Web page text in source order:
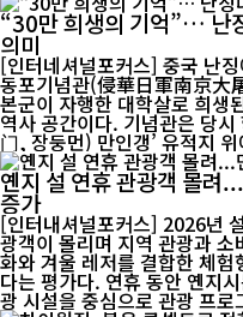
“30만 희생의 기억”… 난
의미
[인터네셔널포커스] 중국 난
동포기념관(侵華日軍南京大
본군이 자행한 대학살로 희생
역사 공간이다. 기념관은 당
门, 장둥먼) 만인갱’ 유적지
옌지 설 연휴 관광객 몰려
증가
[인터내셔널포커스] 2026년
광객이 몰리며 지역 관광과
화와 겨울 레저를 결합한 체
다는 평가다. 연휴 동안 옌지시는 조선족 민속 체험과 공연, 겨울 관
광 시설을 중심으로 관광 프로